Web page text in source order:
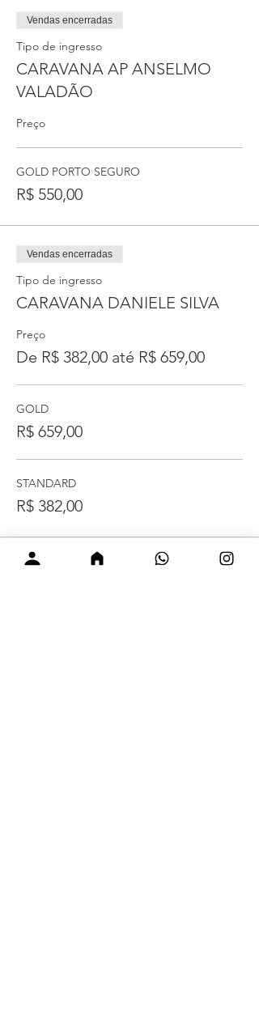
Vendas encerradas
Tipo de ingresso
CARAVANA AP ANSELMO
VALADÃO
Preço
GOLD PORTO SEGURO
R$ 550,00
Vendas encerradas
Tipo de ingresso
CARAVANA DANIELE SILVA
Preço
De R$ 382,00 até R$ 659,00
GOLD
R$ 659,00
STANDARD
R$ 382,00